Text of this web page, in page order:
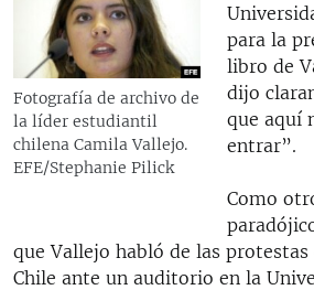
Fotografía de archivo de
la líder estudiantil
chilena Camila Vallejo.
EFE/Stephanie Pilick
para la
libro de
dijo
que aquí
entrar”.
Como
que Vallejo habló de las
Chile ante un auditorio en la